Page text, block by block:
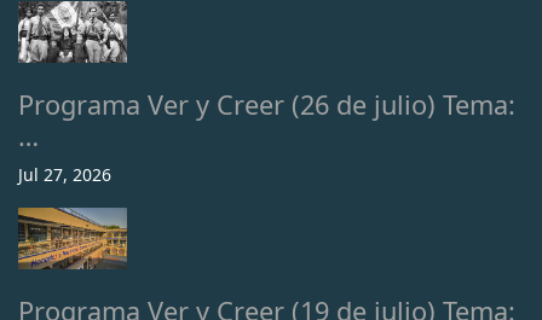
Programa Ver y Creer (26 de julio) Tema:
…
Jul 27, 2026
Programa Ver y Creer (19 de julio) Tema: